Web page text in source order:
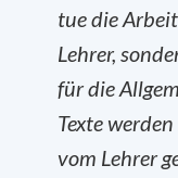
tue die
Lehrer,
für die
Texte
vom Lehrer